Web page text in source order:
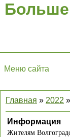
Меню сайта
Главная » 2022 »
Информация
Жителям